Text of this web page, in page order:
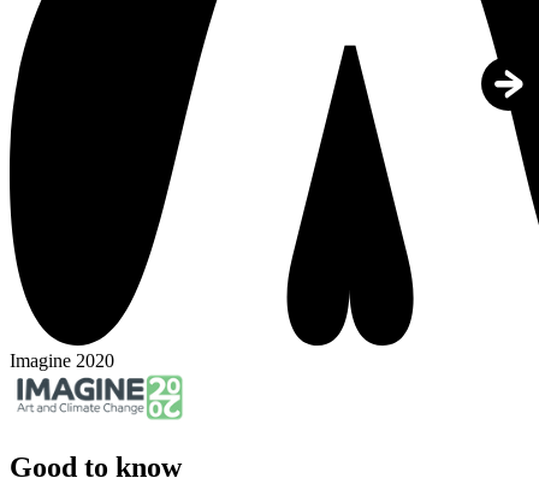
Imagine 2020
Good to know